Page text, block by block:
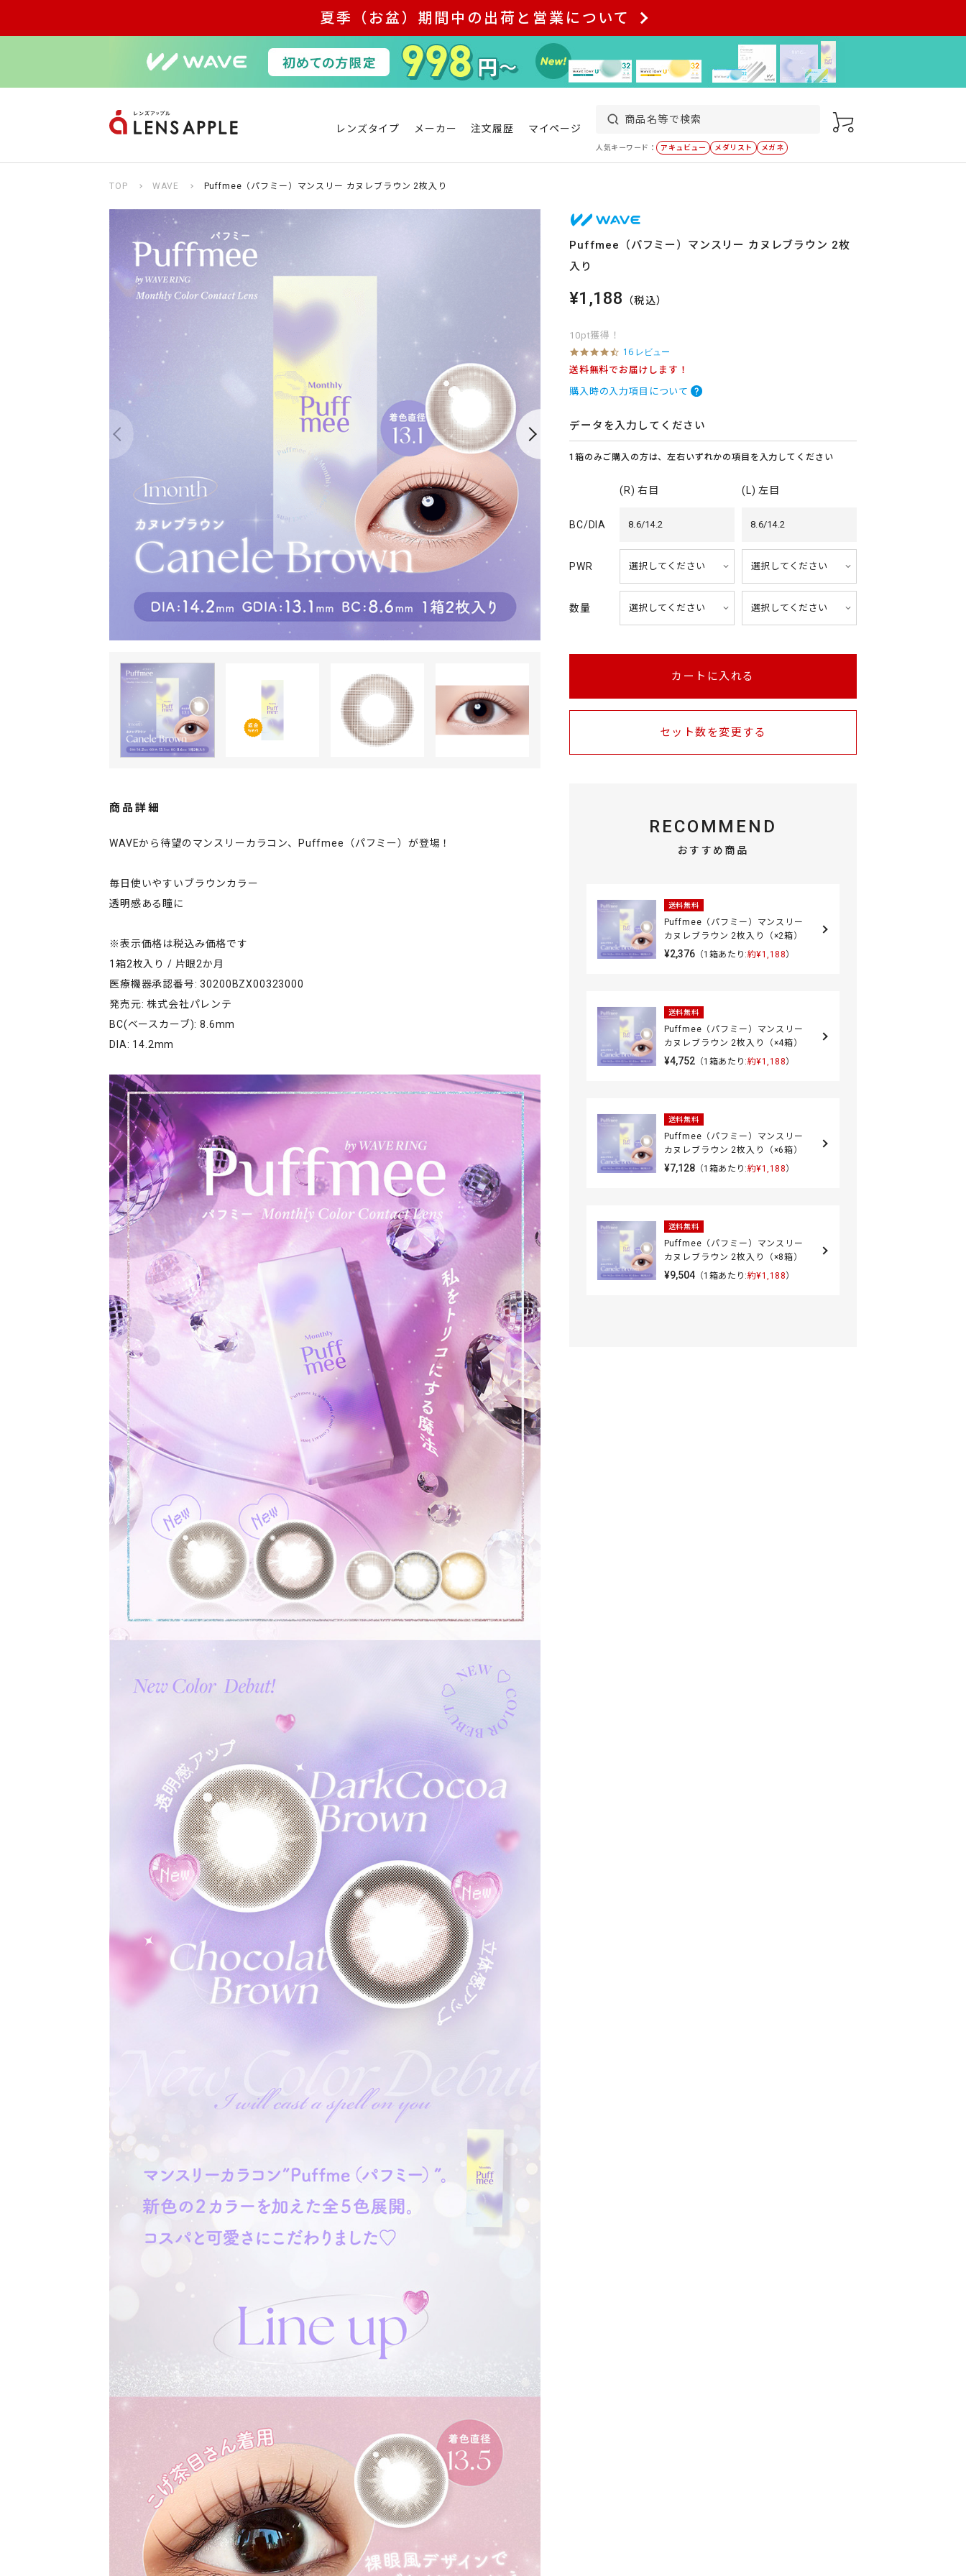
夏季（お盆）期間中の出荷と営業について
レンズタイプ メーカー 注文履歴 マイページ
人気キーワード： アキュビュー メダリスト メガネ
TOP WAVE Puffmee（パフミー）マンスリー カヌレブラウン 2枚入り
商品詳細
WAVEから待望のマンスリーカラコン、Puffmee（パフミー）が登場！
毎日使いやすいブラウンカラー
透明感ある瞳に
※表示価格は税込み価格です
1箱2枚入り / 片眼2か月
医療機器承認番号: 30200BZX00323000
発売元: 株式会社パレンテ
BC(ベースカーブ): 8.6mm
DIA: 14.2mm
Puffmee（パフミー）マンスリー カヌレブラウン 2枚
入り
¥1,188 （税込）
10pt獲得！
4
.
6
s
r
r
a
t
n
g
16 レビュー
送料無料でお届けします！
購入時の入力項目について
データを入力してください
1箱のみご購入の方は、左右いずれかの項目を入力してください
(R) 右目 (L) 左目
BC/DIA 8.6/14.2 8.6/14.2
PWR
数量
カートに入れる
セット数を変更する
RECOMMEND
おすすめ商品
送料無料
Puffmee（パフミー）マンスリー
カヌレブラウン 2枚入り（×2箱）
¥2,376（1箱あたり:約¥1,188）
送料無料
Puffmee（パフミー）マンスリー
カヌレブラウン 2枚入り（×4箱）
¥4,752（1箱あたり:約¥1,188）
送料無料
Puffmee（パフミー）マンスリー
カヌレブラウン 2枚入り（×6箱）
¥7,128（1箱あたり:約¥1,188）
送料無料
Puffmee（パフミー）マンスリー
カヌレブラウン 2枚入り（×8箱）
¥9,504（1箱あたり:約¥1,188）